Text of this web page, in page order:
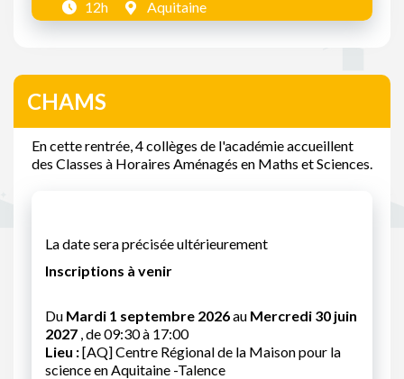
12h
Aquitaine
CHAMS
En cette rentrée, 4 collèges de l'académie accueillent
des Classes à Horaires Aménagés en Maths et Sciences.
La date sera précisée ultérieurement
Inscriptions à venir
Du Mardi 1 septembre 2026au Mercredi 30 juin
2027 , de 09:30 à 17:00
Lieu :[AQ] Centre Régional de la Maison pour la
science en Aquitaine -Talence